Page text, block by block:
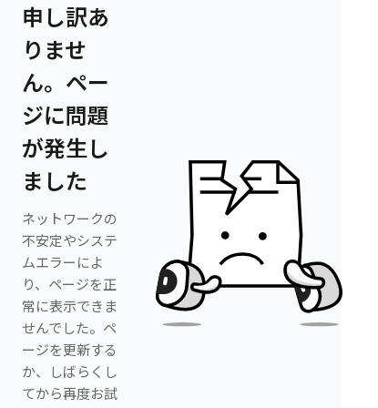
申し訳あ
りませ
ん。ペー
ジに問題
が発生し
ました
ネットワークの
不安定やシステ
ムエラーによ
り、ページを正
常に表示できま
せんでした。ペ
ージを更新する
か、しばらくし
てから再度お試